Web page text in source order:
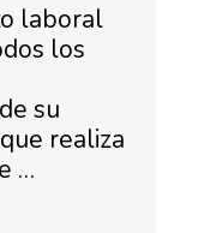
laboral
los
su
realiza
…